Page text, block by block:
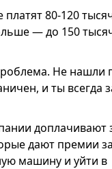
80-120
— до 150
Не нашли
и ты всегда
доплачивают
дают премии за
машину и уйти в